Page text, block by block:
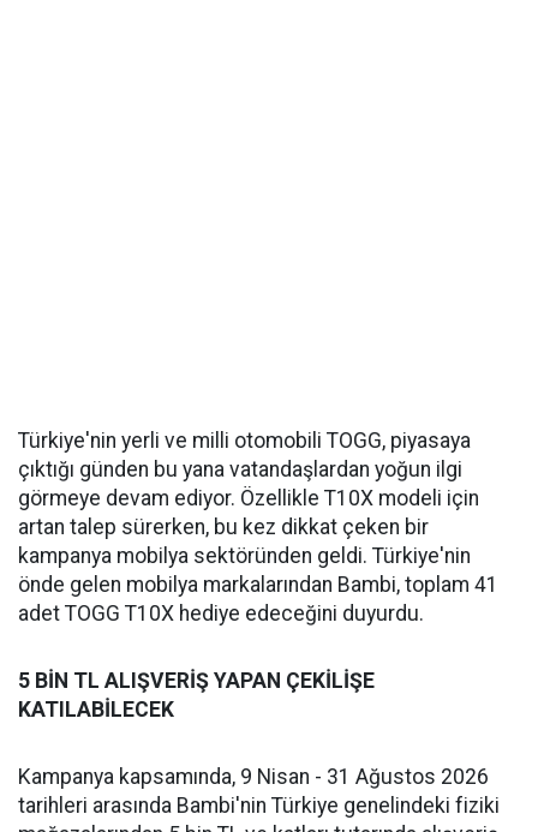
Türkiye'nin yerli ve milli otomobili TOGG, piyasaya
çıktığı günden bu yana vatandaşlardan yoğun ilgi
görmeye devam ediyor. Özellikle T10X modeli için
artan talep sürerken, bu kez dikkat çeken bir
kampanya mobilya sektöründen geldi. Türkiye'nin
önde gelen mobilya markalarından Bambi, toplam 41
adet TOGG T10X hediye edeceğini duyurdu.
5 BİN TL ALIŞVERİŞ YAPAN ÇEKİLİŞE
KATILABİLECEK
Kampanya kapsamında, 9 Nisan - 31 Ağustos 2026
tarihleri arasında Bambi'nin Türkiye genelindeki fiziki